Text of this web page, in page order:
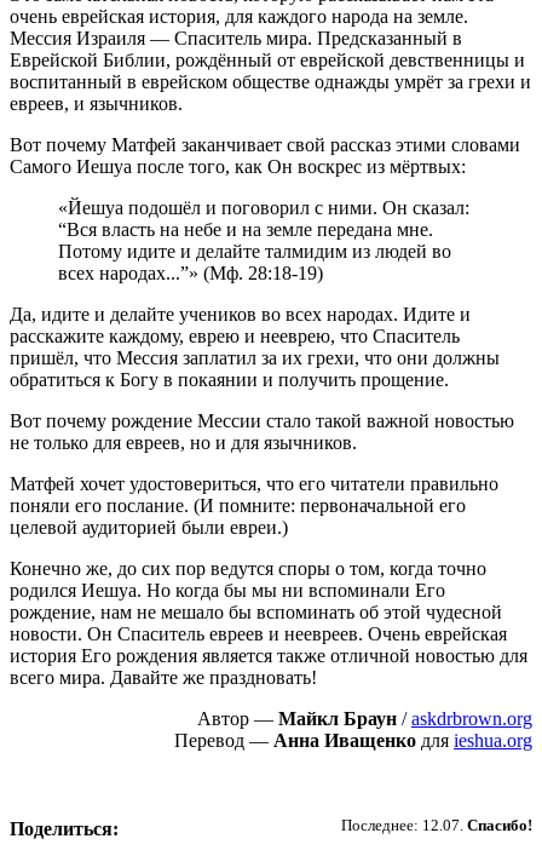
очень еврейская история, для каждого народа на земле.
Мессия Израиля — Спаситель мира. Предсказанный в
Еврейской Библии, рождённый от еврейской девственницы и
воспитанный в еврейском обществе однажды умрёт за грехи и
евреев, и язычников.
Вот почему Матфей заканчивает свой рассказ этими словами
Самого Иешуа после того, как Он воскрес из мёртвых:
«Йешуа подошёл и поговорил с ними. Он сказал:
“Вся власть на небе и на земле передана мне.
Потому идите и делайте талмидим из людей во
всех народах...”» (Мф. 28:18-19)
Да, идите и делайте учеников во всех народах. Идите и
расскажите каждому, еврею и нееврею, что Спаситель
пришёл, что Мессия заплатил за их грехи, что они должны
обратиться к Богу в покаянии и получить прощение.
Вот почему рождение Мессии стало такой важной новостью
не только для евреев, но и для язычников.
Матфей хочет удостовериться, что его читатели правильно
поняли его послание. (И помните: первоначальной его
целевой аудиторией были евреи.)
Конечно же, до сих пор ведутся споры о том, когда точно
родился Иешуа. Но когда бы мы ни вспоминали Его
рождение, нам не мешало бы вспоминать об этой чудесной
новости. Он Спаситель евреев и неевреев. Очень еврейская
история Его рождения является также отличной новостью для
всего мира. Давайте же праздновать!
Автор — Майкл Браун /askdrbrown.org
Перевод — Анна Иващенко для ieshua.org
Последнее: 12.07. Спасибо!
Поделиться: